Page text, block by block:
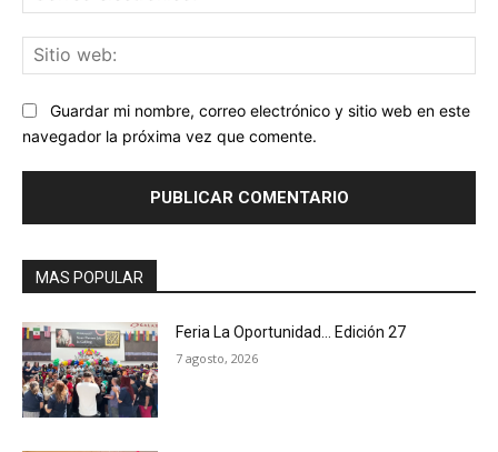
Guardar mi nombre, correo electrónico y sitio web en este
navegador la próxima vez que comente.
MAS POPULAR
Feria La Oportunidad… Edición 27
7 agosto, 2026